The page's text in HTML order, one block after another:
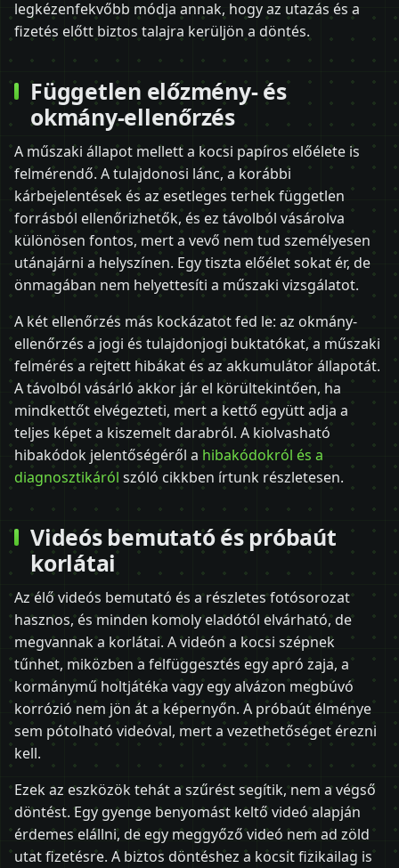
legkézenfekvőbb módja annak, hogy az utazás és a
fizetés előtt biztos talajra kerüljön a döntés.
Független előzmény- és
okmány-ellenőrzés
A műszaki állapot mellett a kocsi papíros előélete is
felmérendő. A tulajdonosi lánc, a korábbi
kárbejelentések és az esetleges terhek független
forrásból ellenőrizhetők, és ez távolból vásárolva
különösen fontos, mert a vevő nem tud személyesen
utánajárni a helyszínen. Egy tiszta előélet sokat ér, de
önmagában nem helyettesíti a műszaki vizsgálatot.
A két ellenőrzés más kockázatot fed le: az okmány-
ellenőrzés a jogi és tulajdonjogi buktatókat, a műszaki
felmérés a rejtett hibákat és az akkumulátor állapotát.
A távolból vásárló akkor jár el körültekintően, ha
mindkettőt elvégezteti, mert a kettő együtt adja a
teljes képet a kiszemelt darabról. A kiolvasható
hibakódok jelentőségéről a hibakódokról és a
diagnosztikáról szóló cikkben írtunk részletesen.
Videós bemutató és próbaút
korlátai
Az élő videós bemutató és a részletes fotósorozat
hasznos, és minden komoly eladótól elvárható, de
megvannak a korlátai. A videón a kocsi szépnek
tűnhet, miközben a felfüggesztés egy apró zaja, a
kormánymű holtjátéka vagy egy alvázon megbúvó
korrózió nem jön át a képernyőn. A próbaút élménye
sem pótolható videóval, mert a vezethetőséget érezni
kell.
Ezek az eszközök tehát a szűrést segítik, nem a végső
döntést. Egy gyenge benyomást keltő videó alapján
érdemes elállni, de egy meggyőző videó nem ad zöld
utat fizetésre. A biztos döntéshez a kocsit fizikailag is